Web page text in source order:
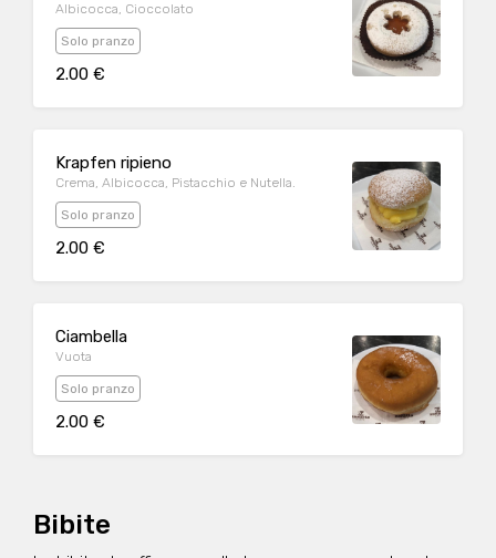
Albicocca, Cioccolato
Solo pranzo
2.00 €
Krapfen ripieno
Crema, Albicocca, Pistacchio e Nutella.
Solo pranzo
2.00 €
Ciambella
Vuota
Solo pranzo
2.00 €
Bibite